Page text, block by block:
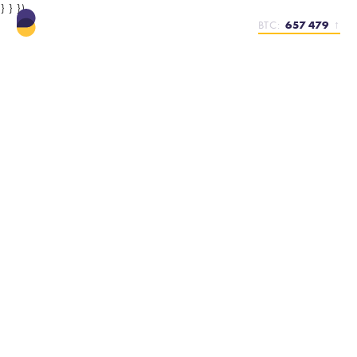
} } })
BTC: 657 479 ↑